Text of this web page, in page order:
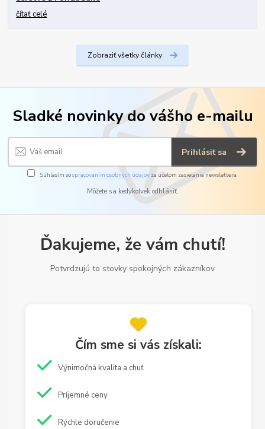
čítať celé
Zobraziť všetky články
Sladké novinky do vášho e-mailu
Prihlásiť sa
Súhlasím sospracovaním osobných údajov za účelom zasielania newslettera.
Môžete sa kedykoľvek odhlásiť.
Ďakujeme, že vám chutí!
Potvrdzujú to stovky spokojných zákazníkov
Čím sme si vás získali:
Výnimočná kvalita a chuť
Príjemné ceny
Rýchle doručenie